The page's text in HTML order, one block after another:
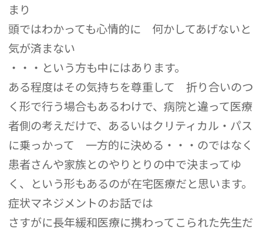
まり
頭ではわかっても心情的に 何かしてあげないと
気が済まない
・・・という方も中にはあります。
ある程度はその気持ちを尊重して 折り合いのつ
く形で行う場合もあるわけで、病院と違って医療
者側の考えだけで、あるいはクリティカル・パス
に乗っかって 一方的に決める・・・のではなく
患者さんや家族とのやりとりの中で決まってゆ
く、という形もあるのが在宅医療だと思います。
症状マネジメントのお話では
さすがに長年緩和医療に携わってこられた先生だ